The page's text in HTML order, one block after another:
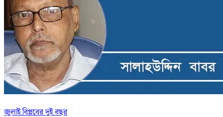
জুলাই বিপ্লবের দুই বছর